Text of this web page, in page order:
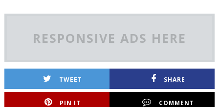
RESPONSIVE ADS HERE
TWEET SHARE
PIN IT COMMENT